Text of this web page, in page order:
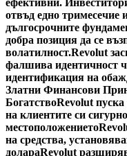
ефективни.
отвъд едно тримесечие
дългосрочните
добра позиция да се
волатилност.Revolut
фалшива идентичност
идентификация на
Златни Финансови
БогатствоRevolut
на клиентите си
местоположението
на средства,
долараRevolut